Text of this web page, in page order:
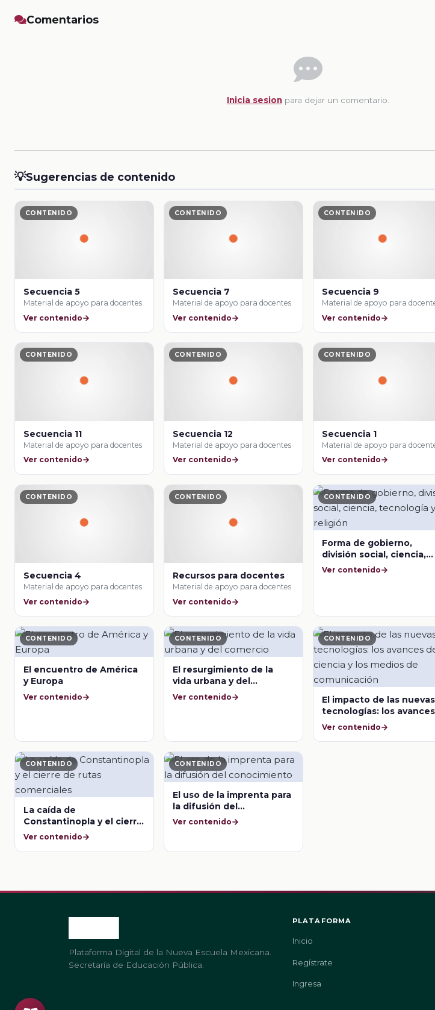
Comentarios
Inicia sesion para dejar un comentario.
💡Sugerencias de contenido
CONTENIDO
Secuencia 5
Material de apoyo para docentes
Ver contenido
CONTENIDO
Secuencia 7
Material de apoyo para docentes
Ver contenido
CONTENIDO
Secuencia 9
Material de apoyo para
Ver contenido
CONTENIDO
Secuencia 11
Material de apoyo para docentes
Ver contenido
CONTENIDO
Secuencia 12
Material de apoyo para docentes
Ver contenido
CONTENIDO
Secuencia 1
Material de apoyo para
Ver contenido
CONTENIDO
Secuencia 4
Material de apoyo para docentes
Ver contenido
CONTENIDO
Recursos para docentes
Material de apoyo para docentes
Ver contenido
CONTENIDO
Forma de gobierno,
división social, ciencia,
tecnología y religión
Ver contenido
CONTENIDO
El encuentro de América
y Europa
Ver contenido
CONTENIDO
El resurgimiento de la
vida urbana y del
comercio
Ver contenido
CONTENIDO
El impacto de las nuevas
tecnologías: los avances
de la ciencia y los medios
de comunicación
Ver contenido
CONTENIDO
La caída de
Constantinopla y el cierre
de rutas comerciales
Ver contenido
CONTENIDO
El uso de la imprenta para
la difusión del
conocimiento
Ver contenido
Plataforma Digital de la Nueva Escuela Mexicana.
Secretaría de Educación Pública.
PLATAFORMA
Inicio
Regístrate
Ingresa